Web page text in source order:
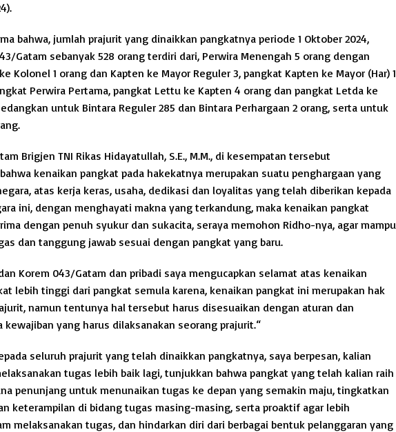
bahwa, jumlah prajurit yang dinaikkan pangkatnya periode 1 Oktober 2024,
Gatam sebanyak 528 orang terdiri dari, Perwira Menengah 5 orang dengan
Kolonel 1 orang dan Kapten ke Mayor Reguler 3, pangkat Kapten ke Mayor (Har) 1
Perwira Pertama, pangkat Lettu ke Kapten 4 orang dan pangkat Letda ke
untuk Bintara Reguler 285 dan Bintara Perhargaan 2 orang, serta untuk
Brigjen TNI Rikas Hidayatullah, S.E., M.M., di kesempatan tersebut
kenaikan pangkat pada hakekatnya merupakan suatu penghargaan yang
atas kerja keras, usaha, dedikasi dan loyalitas yang telah diberikan kepada
ini, dengan menghayati makna yang terkandung, maka kenaikan pangkat
dengan penuh syukur dan sukacita, seraya memohon Ridho-nya, agar mampu
dan tanggung jawab sesuai dengan pangkat yang baru.
Korem 043/Gatam dan pribadi saya mengucapkan selamat atas kenaikan
lebih tinggi dari pangkat semula karena, kenaikan pangkat ini merupakan hak
namun tentunya hal tersebut harus disesuaikan dengan aturan dan
yang harus dilaksanakan seorang prajurit.“
seluruh prajurit yang telah dinaikkan pangkatnya, saya berpesan, kalian
tugas lebih baik lagi, tunjukkan bahwa pangkat yang telah kalian raih
penunjang untuk menunaikan tugas ke depan yang semakin maju, tingkatkan
keterampilan di bidang tugas masing-masing, serta proaktif agar lebih
melaksanakan tugas, dan hindarkan diri dari berbagai bentuk pelanggaran yang